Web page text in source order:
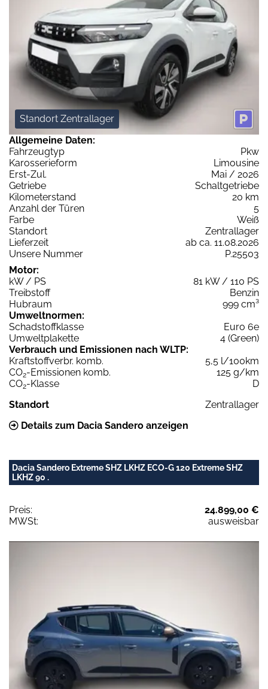
Standort Zentrallager
Allgemeine Daten:
Fahrzeugtyp
Pkw
Karosserieform
Limousine
Erst-Zul.
Mai / 2026
Getriebe
Schaltgetriebe
Kilometerstand
20 km
Anzahl der Türen
5
Farbe
Weiß
Standort
Zentrallager
Lieferzeit
ab ca. 11.08.2026
Unsere Nummer
P.25503
Motor:
kW / PS
81 kW / 110 PS
Treibstoff
Benzin
Hubraum
999 cm³
Umweltnormen:
Schadstoffklasse
Euro 6e
Umweltplakette
4 (Green)
Verbrauch und Emissionen nach WLTP:
Kraftstoffverbr. komb.
5,5 l/100km
CO2-Emissionen komb.
125 g/km
CO2-Klasse
D
Standort
Zentrallager
Details zum Dacia Sandero anzeigen
Dacia Sandero Extreme SHZ LKHZ ECO-G 120 Extreme SHZ
LKHZ 90 .
Preis:
24.899,00 €
MWSt:
ausweisbar